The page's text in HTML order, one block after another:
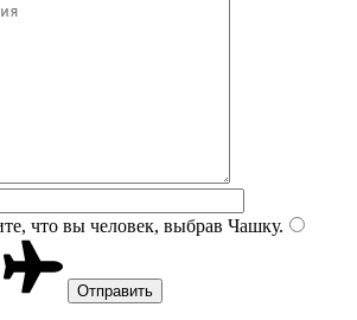
что вы человек, выбрав Чашку.